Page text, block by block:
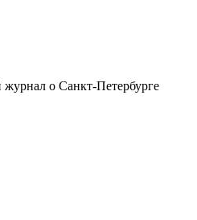
журнал о Санкт-Петербурге